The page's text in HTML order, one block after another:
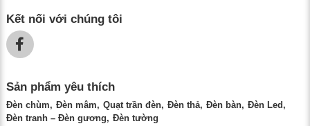
Kết nối với chúng tôi
Sản phẩm yêu thích
Đèn chùm Đèn mâm Quạt trần đèn Đèn thả Đèn bàn
Đèn Led
Đèn tranh – Đèn gương
Đèn tường